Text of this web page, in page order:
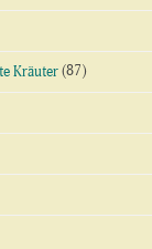
Kräuter (87)